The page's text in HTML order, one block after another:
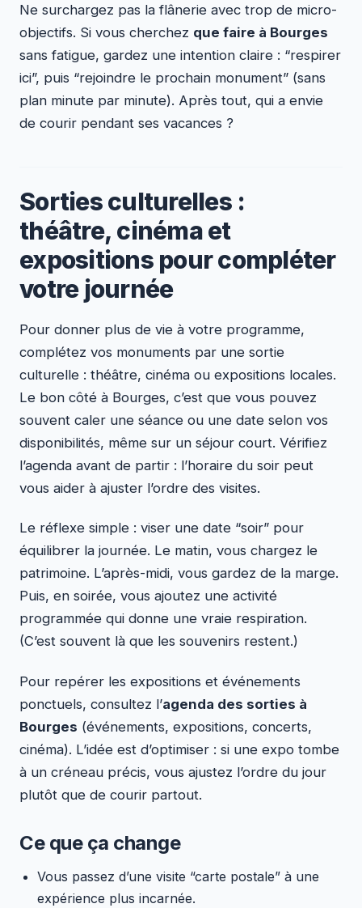
Ne surchargez pas la flânerie avec trop de micro-
objectifs. Si vous cherchez que faire à Bourges
sans fatigue, gardez une intention claire : “respirer
ici”, puis “rejoindre le prochain monument” (sans
plan minute par minute). Après tout, qui a envie
de courir pendant ses vacances ?
Sorties culturelles :
théâtre, cinéma et
expositions pour compléter
votre journée
Pour donner plus de vie à votre programme,
complétez vos monuments par une sortie
culturelle : théâtre, cinéma ou expositions locales.
Le bon côté à Bourges, c’est que vous pouvez
souvent caler une séance ou une date selon vos
disponibilités, même sur un séjour court. Vérifiez
l’agenda avant de partir : l’horaire du soir peut
vous aider à ajuster l’ordre des visites.
Le réflexe simple : viser une date “soir” pour
équilibrer la journée. Le matin, vous chargez le
patrimoine. L’après-midi, vous gardez de la marge.
Puis, en soirée, vous ajoutez une activité
programmée qui donne une vraie respiration.
(C’est souvent là que les souvenirs restent.)
Pour repérer les expositions et événements
ponctuels, consultez l’agenda des sorties à
Bourges (événements, expositions, concerts,
cinéma). L’idée est d’optimiser : si une expo tombe
à un créneau précis, vous ajustez l’ordre du jour
plutôt que de courir partout.
Ce que ça change
Vous passez d’une visite “carte postale” à une
expérience plus incarnée.